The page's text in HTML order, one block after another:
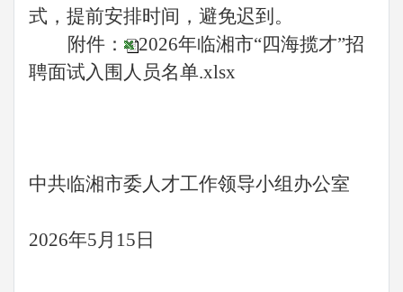
式，提前安排时间，避免迟到。
附件：
2026年临湘市“四海揽才”招
聘面试入围人员名单.xlsx
中共临湘市委人才工作领导小组办公室
2026年5月15日